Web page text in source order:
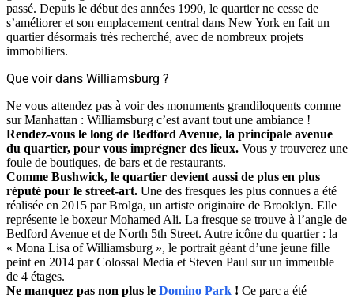
passé. Depuis le début des années 1990, le quartier ne cesse de
s’améliorer et son emplacement central dans New York en fait un
quartier désormais très recherché, avec de nombreux projets
immobiliers.
Que voir dans Williamsburg ?
Ne vous attendez pas à voir des monuments grandiloquents comme
sur Manhattan : Williamsburg c’est avant tout une ambiance !
Rendez-vous le long de Bedford Avenue, la principale avenue
du quartier, pour vous imprégner des lieux. Vous y trouverez une
foule de boutiques, de bars et de restaurants.
Comme Bushwick, le quartier devient aussi de plus en plus
réputé pour le street-art. Une des fresques les plus connues a été
réalisée en 2015 par Brolga, un artiste originaire de Brooklyn. Elle
représente le boxeur Mohamed Ali. La fresque se trouve à l’angle de
Bedford Avenue et de North 5th Street. Autre icône du quartier : la
« Mona Lisa of Williamsburg », le portrait géant d’une jeune fille
peint en 2014 par Colossal Media et Steven Paul sur un immeuble
de 4 étages.
Ne manquez pas non plus le Domino Park ! Ce parc a été